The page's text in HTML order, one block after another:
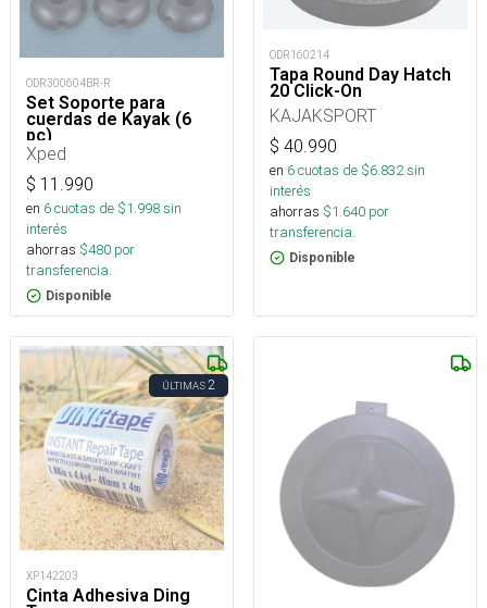
ODR300604BR-R
Set Soporte para
cuerdas de Kayak (6
pc)
Xped
$ 11.990
en 6cuotas de $1.998sin
interés
ahorras $480 por
transferencia.
Disponible
ODR160214
Tapa Round Day Hatch
20 Click-On
KAJAKSPORT
$ 40.990
en 6cuotas de $6.832sin
interés
ahorras $1.640 por
transferencia.
Disponible
ÚLTIMAS2
XP142203
Cinta Adhesiva Ding